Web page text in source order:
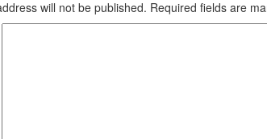
will not be published. Required fields are